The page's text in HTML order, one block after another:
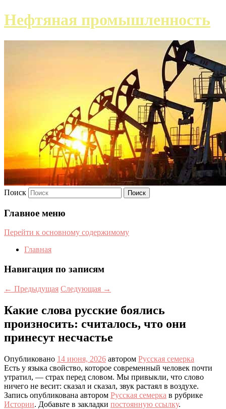
Нефтяная промышленность
Поиск
Главное меню
Перейти к основному содержимому
Главная
Навигация по записям
← Предыдущая Следующая →
Какие слова русские боялись
произносить: считалось, что они
принесут несчастье
Опубликовано 14 июня, 2026 автором Русская семерка
Есть у языка свойство, которое современный человек почти
утратил, — страх перед словом. Мы привыкли, что слово
ничего не весит: сказал и сказал, звук растаял в воздухе.
Запись опубликована автором Русская семерка в рубрике
Истории. Добавьте в закладки постоянную ссылку.